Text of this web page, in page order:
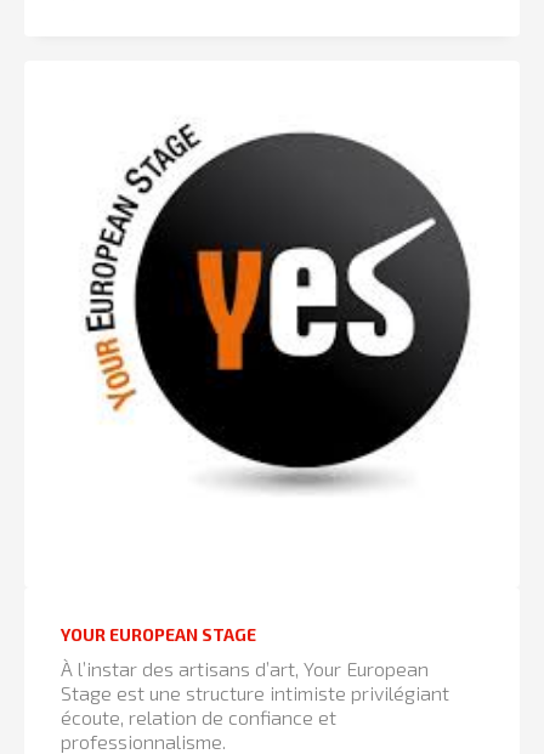
YOUR EUROPEAN STAGE
À l’instar des artisans d’art, Your European
Stage est une structure intimiste privilégiant
écoute, relation de confiance et
professionnalisme.